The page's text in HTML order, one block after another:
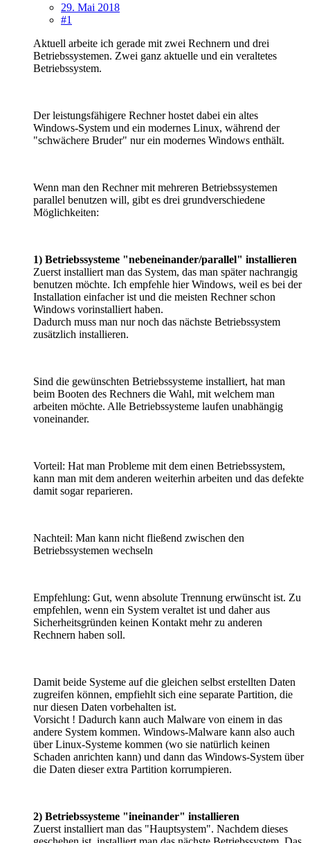
29. Mai 2018
#1
Aktuell arbeite ich gerade mit zwei Rechnern und drei
Betriebssystemen. Zwei ganz aktuelle und ein veraltetes
Betriebssystem.
Der leistungsfähigere Rechner hostet dabei ein altes
Windows-System und ein modernes Linux, während der
"schwächere Bruder" nur ein modernes Windows enthält.
Wenn man den Rechner mit mehreren Betriebssystemen
parallel benutzen will, gibt es drei grundverschiedene
Möglichkeiten:
1) Betriebssysteme "nebeneinander/parallel" installieren
Zuerst installiert man das System, das man später nachrangig
benutzen möchte. Ich empfehle hier Windows, weil es bei der
Installation einfacher ist und die meisten Rechner schon
Windows vorinstalliert haben.
Dadurch muss man nur noch das nächste Betriebssystem
zusätzlich installieren.
Sind die gewünschten Betriebssysteme installiert, hat man
beim Booten des Rechners die Wahl, mit welchem man
arbeiten möchte. Alle Betriebssysteme laufen unabhängig
voneinander.
Vorteil: Hat man Probleme mit dem einen Betriebssystem,
kann man mit dem anderen weiterhin arbeiten und das defekte
damit sogar reparieren.
Nachteil: Man kann nicht fließend zwischen den
Betriebssystemen wechseln
Empfehlung: Gut, wenn absolute Trennung erwünscht ist. Zu
empfehlen, wenn ein System veraltet ist und daher aus
Sicherheitsgründen keinen Kontakt mehr zu anderen
Rechnern haben soll.
Damit beide Systeme auf die gleichen selbst erstellten Daten
zugreifen können, empfiehlt sich eine separate Partition, die
nur diesen Daten vorbehalten ist.
Vorsicht ! Dadurch kann auch Malware von einem in das
andere System kommen. Windows-Malware kann also auch
über Linux-Systeme kommen (wo sie natürlich keinen
Schaden anrichten kann) und dann das Windows-System über
die Daten dieser extra Partition korrumpieren.
2) Betriebssysteme "ineinander" installieren
Zuerst installiert man das "Hauptsystem". Nachdem dieses